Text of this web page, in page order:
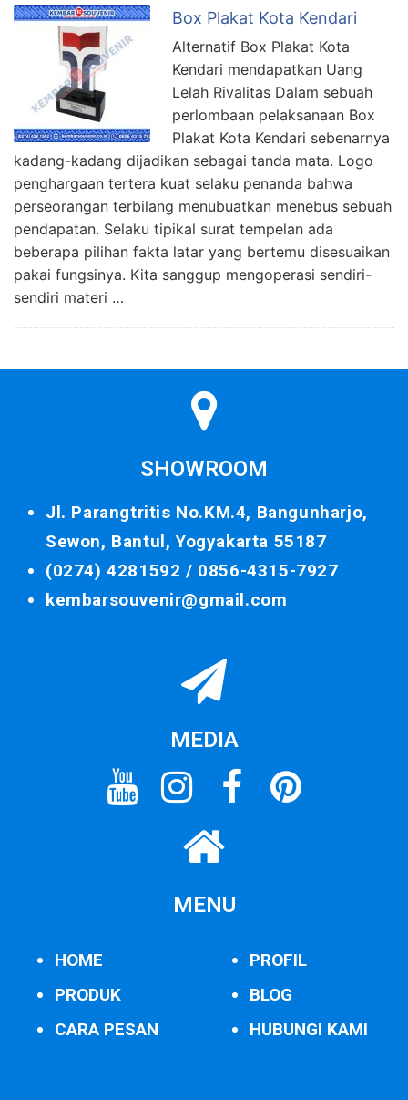
Box Plakat Kota Kendari
Alternatif Box Plakat Kota
Kendari mendapatkan Uang
Lelah Rivalitas Dalam sebuah
perlombaan pelaksanaan Box
Plakat Kota Kendari sebenarnya
kadang-kadang dijadikan sebagai tanda mata. Logo
penghargaan tertera kuat selaku penanda bahwa
perseorangan terbilang menubuatkan menebus sebuah
pendapatan. Selaku tipikal surat tempelan ada
beberapa pilihan fakta latar yang bertemu disesuaikan
pakai fungsinya. Kita sanggup mengoperasi sendiri-
sendiri materi …
SHOWROOM
Jl. Parangtritis No.KM.4, Bangunharjo,
Sewon, Bantul, Yogyakarta 55187
(0274) 4281592 / 0856-4315-7927
kembarsouvenir@gmail.com
MEDIA
MENU
HOME
PRODUK
CARA PESAN
PROFIL
BLOG
HUBUNGI KAMI